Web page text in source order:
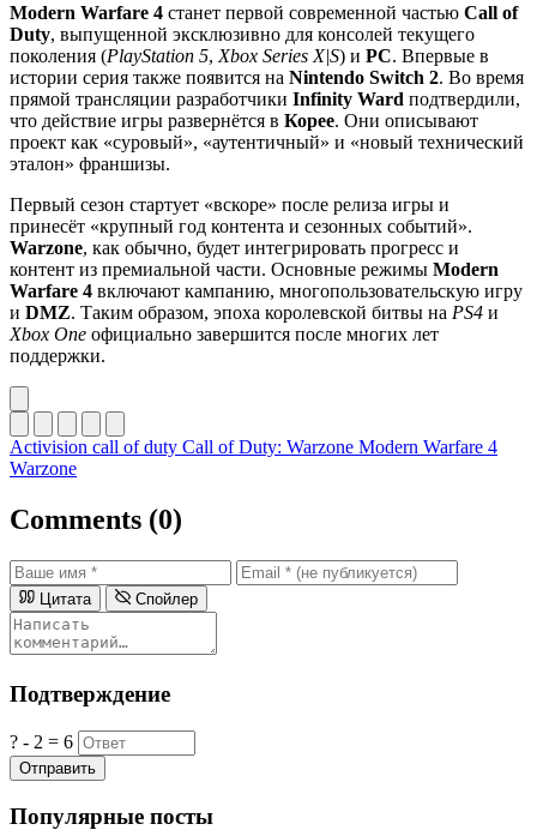
Modern Warfare 4 станет первой современной частью Call of
Duty, выпущенной эксклюзивно для консолей текущего
поколения (PlayStation 5, Xbox Series X|S) и PC. Впервые в
истории серия также появится на Nintendo Switch 2. Во время
прямой трансляции разработчики Infinity Ward подтвердили,
что действие игры развернётся в Корее. Они описывают
проект как «суровый», «аутентичный» и «новый технический
эталон» франшизы.
Первый сезон стартует «вскоре» после релиза игры и
принесёт «крупный год контента и сезонных событий».
Warzone, как обычно, будет интегрировать прогресс и
контент из премиальной части. Основные режимы Modern
Warfare 4 включают кампанию, многопользовательскую игру
и DMZ. Таким образом, эпоха королевской битвы на PS4 и
Xbox One официально завершится после многих лет
поддержки.
Activision call of duty Call of Duty: Warzone Modern Warfare 4
Warzone
Comments (0)
Цитата Спойлер
Подтверждение
? - 2 = 6
Отправить
Популярные посты